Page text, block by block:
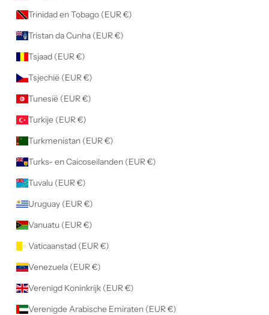
Trinidad en Tobago (EUR €)
Tristan da Cunha (EUR €)
Tsjaad (EUR €)
Tsjechië (EUR €)
Tunesië (EUR €)
Turkije (EUR €)
Turkmenistan (EUR €)
Turks- en Caicoseilanden (EUR €)
Tuvalu (EUR €)
Uruguay (EUR €)
Vanuatu (EUR €)
Vaticaanstad (EUR €)
Venezuela (EUR €)
Verenigd Koninkrijk (EUR €)
Verenigde Arabische Emiraten (EUR €)